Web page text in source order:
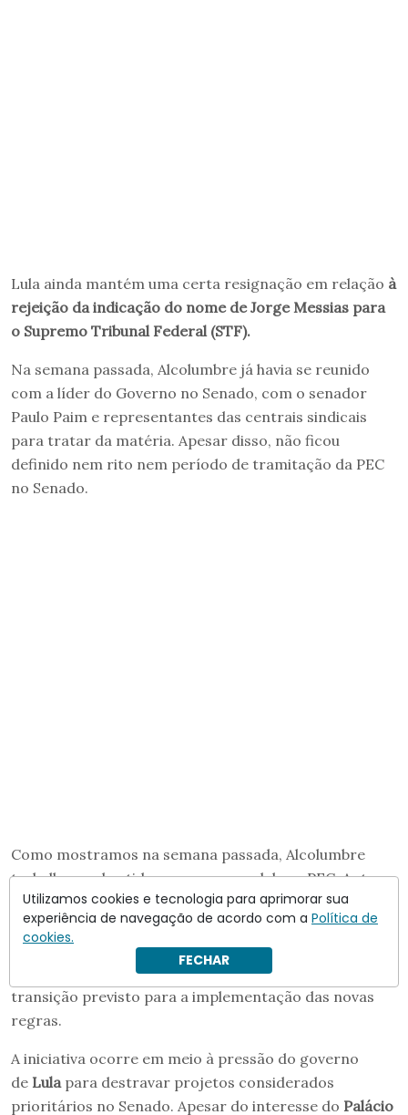
Lula ainda mantém uma certa resignação em relação à
rejeição da indicação do nome de Jorge Messias para
o Supremo Tribunal Federal (STF).
Na semana passada, Alcolumbre já havia se reunido
com a líder do Governo no Senado, com o senador
Paulo Paim e representantes das centrais sindicais
para tratar da matéria. Apesar disso, não ficou
definido nem rito nem período de tramitação da PEC
no Senado.
Como mostramos na semana passada, Alcolumbre
trabalha nos bastidores para remodelar a PEC. Antes
mesmo de definir uma data para levar o texto ao
plenário, o senador determinou à assessoria legislativa
da Casa que
elabore uma emenda para retirar da
proposta o dispositivoque extingue o período de
transição previsto para a implementação das novas
regras.
A iniciativa ocorre em meio à pressão do governo
de Lula para destravar projetos considerados
prioritários no Senado. Apesar do interesse do Palácio
Utilizamos cookies e tecnologia para aprimorar sua
experiência de navegação de acordo com a Política de
cookies.
FECHAR